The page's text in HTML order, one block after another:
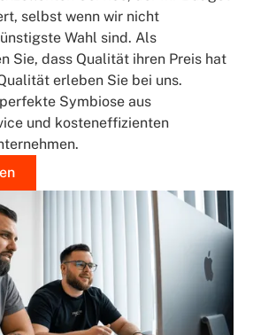
selbst wenn wir nicht
Wahl sind. Als
Sie, dass Qualität ihren Preis hat
erleben Sie bei uns.
Symbiose aus
und kosteneffizienten